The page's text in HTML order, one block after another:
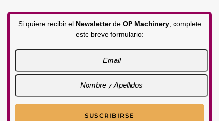
Si quiere recibir el Newsletterde OP Machinery, complete
este breve formulario: